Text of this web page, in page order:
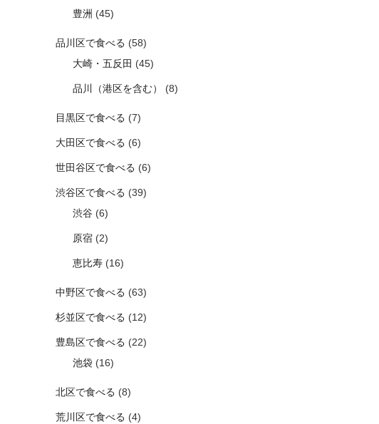
豊洲 (45)
品川区で食べる (58)
大崎・五反田 (45)
品川（港区を含む） (8)
目黒区で食べる (7)
大田区で食べる (6)
世田谷区で食べる (6)
渋谷区で食べる (39)
渋谷 (6)
原宿 (2)
恵比寿 (16)
中野区で食べる (63)
杉並区で食べる (12)
豊島区で食べる (22)
池袋 (16)
北区で食べる (8)
荒川区で食べる (4)